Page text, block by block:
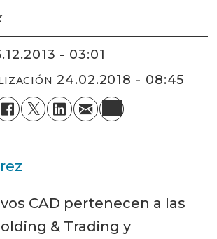
- 03:01
24.02.2018 - 08:45
CAD pertenecen a las
& Trading y